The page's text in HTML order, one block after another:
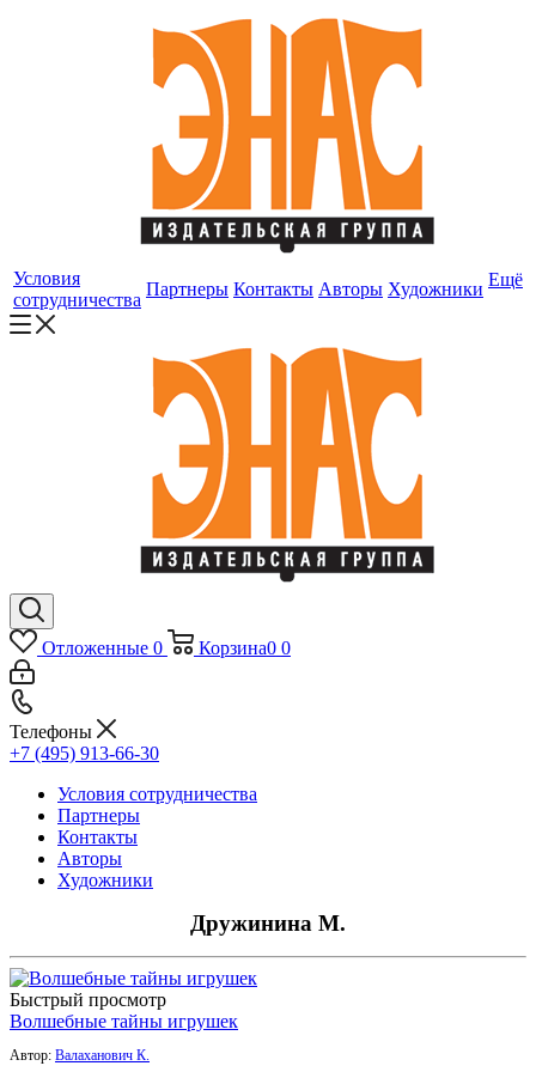
Условия
сотрудничества
Партнеры Контакты Авторы Художники Ещё
Отложенные 0 Корзина0 0
Телефоны
+7 (495) 913-66-30
Условия сотрудничества
Партнеры
Контакты
Авторы
Художники
Дружинина М.
Быстрый просмотр
Волшебные тайны игрушек
Автор: Валаханович К.